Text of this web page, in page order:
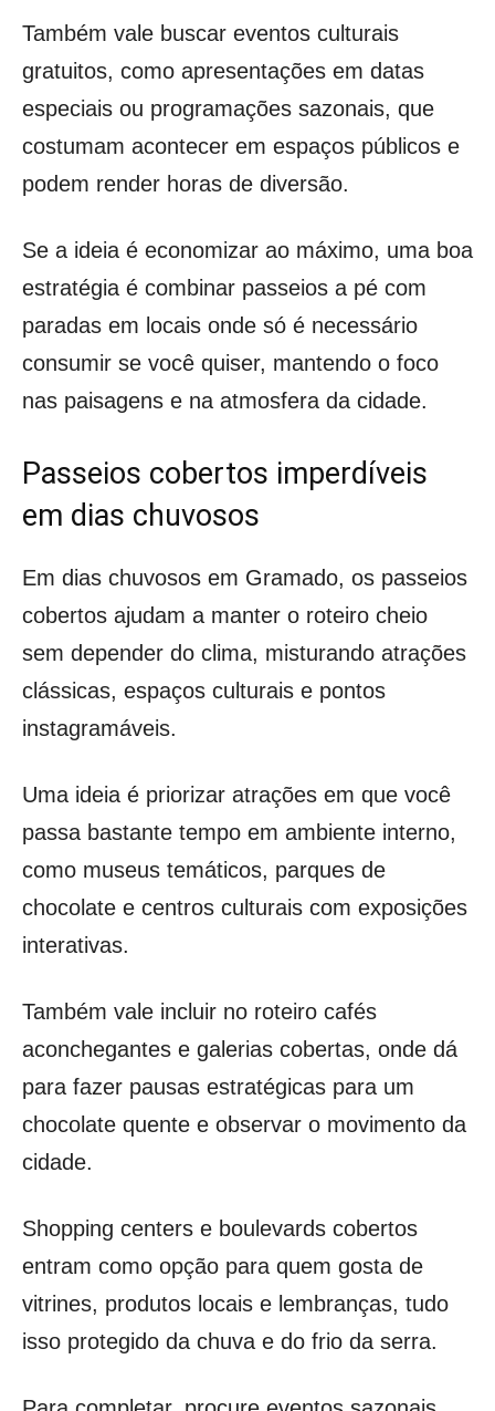
Também vale buscar eventos culturais
gratuitos, como apresentações em datas
especiais ou programações sazonais, que
costumam acontecer em espaços públicos e
podem render horas de diversão.
Se a ideia é economizar ao máximo, uma boa
estratégia é combinar passeios a pé com
paradas em locais onde só é necessário
consumir se você quiser, mantendo o foco
nas paisagens e na atmosfera da cidade.
Passeios cobertos imperdíveis
em dias chuvosos
Em dias chuvosos em Gramado, os passeios
cobertos ajudam a manter o roteiro cheio
sem depender do clima, misturando atrações
clássicas, espaços culturais e pontos
instagramáveis.
Uma ideia é priorizar atrações em que você
passa bastante tempo em ambiente interno,
como museus temáticos, parques de
chocolate e centros culturais com exposições
interativas.
Também vale incluir no roteiro cafés
aconchegantes e galerias cobertas, onde dá
para fazer pausas estratégicas para um
chocolate quente e observar o movimento da
cidade.
Shopping centers e boulevards cobertos
entram como opção para quem gosta de
vitrines, produtos locais e lembranças, tudo
isso protegido da chuva e do frio da serra.